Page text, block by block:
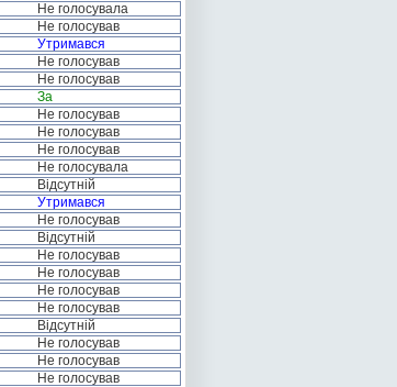
Не голосувала
Не голосував
Утримався
Не голосував
Не голосував
За
Не голосував
Не голосував
Не голосував
Не голосувала
Відсутній
Утримався
Не голосував
Відсутній
Не голосував
Не голосував
Не голосував
Не голосував
Відсутній
Не голосував
Не голосував
Не голосував